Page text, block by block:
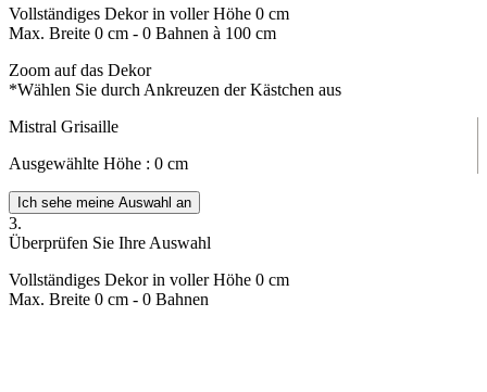
Vollständiges Dekor in voller Höhe 0 cm
Max. Breite 0 cm - 0 Bahnen à 100 cm
Zoom auf das Dekor
*Wählen Sie durch Ankreuzen der Kästchen aus
Mistral Grisaille
Ausgewählte Höhe : 0 cm
Ich sehe meine Auswahl an
3.
Überprüfen Sie Ihre Auswahl
Vollständiges Dekor in voller Höhe 0 cm
Max. Breite 0 cm - 0 Bahnen